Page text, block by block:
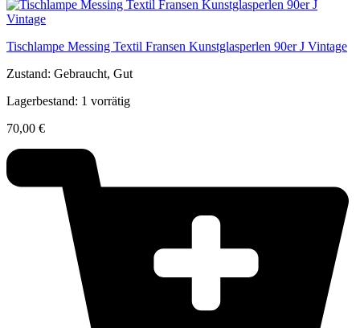
Tischlampe Messing Textil Fransen Kunstglasperlen 90er J Vintage
Zustand: Gebraucht, Gut
Lagerbestand: 1 vorrätig
70,00 €